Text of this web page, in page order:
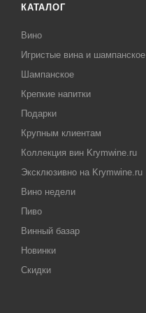
КАТАЛОГ
Вино
Игристые вина и шампанское
Шампанское
Крепкие напитки
Подарки
Крупным клиентам
Коллекция вин Krymwine.ru
Эксклюзивно на Krymwine.ru
Вино недели
Пиво
Винный базар
Новинки
Скидки